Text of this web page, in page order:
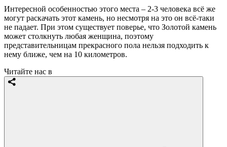
Интересной особенностью этого места – 2-3 человека всё же
могут раскачать этот камень, но несмотря на это он всё-таки
не падает. При этом существует поверье, что Золотой камень
может столкнуть любая женщина, поэтому
представительницам прекрасного пола нельзя подходить к
нему ближе, чем на 10 километров.
Читайте нас в